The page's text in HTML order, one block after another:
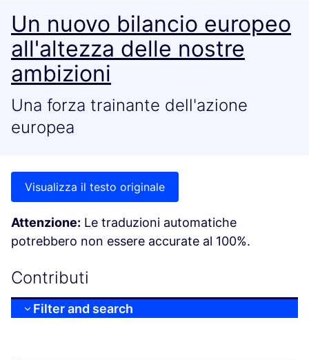
Un nuovo bilancio europeo
all'altezza delle nostre
ambizioni
Una forza trainante dell'azione
europea
Visualizza il testo originale
Attenzione: Le traduzioni automatiche
potrebbero non essere accurate al 100%.
Contributi
Filter and search